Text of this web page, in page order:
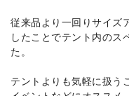
従来品より一回りサイズ
したことでテント内のス
た。
テントよりも気軽に扱う